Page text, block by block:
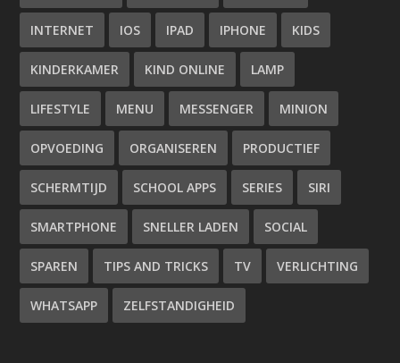
INTERNET IOS IPAD IPHONE KIDS
KINDERKAMER KIND ONLINE LAMP
LIFESTYLE MENU MESSENGER MINION
OPVOEDING ORGANISEREN PRODUCTIEF
SCHERMTIJD SCHOOL APPS SERIES SIRI
SMARTPHONE SNELLER LADEN SOCIAL
SPAREN TIPS AND TRICKS TV VERLICHTING
WHATSAPP ZELFSTANDIGHEID